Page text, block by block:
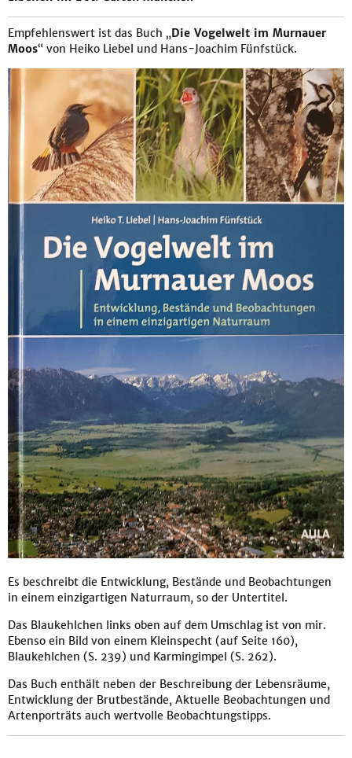
Empfehlenswert ist das Buch „Die Vogelwelt im Murnauer
Moos“ von Heiko Liebel und Hans-Joachim Fünfstück.
Es beschreibt die Entwicklung, Bestände und Beobachtungen
in einem einzigartigen Naturraum, so der Untertitel.
Das Blaukehlchen links oben auf dem Umschlag ist von mir.
Ebenso ein Bild von einem Kleinspecht (auf Seite 160),
Blaukehlchen (S. 239) und Karmingimpel (S. 262).
Das Buch enthält neben der Beschreibung der Lebensräume,
Entwicklung der Brutbestände, Aktuelle Beobachtungen und
Artenporträts auch wertvolle Beobachtungstipps.